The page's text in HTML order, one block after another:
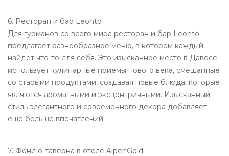
6. Ресторан и бар Leonto
Для гурманов со всего мира ресторан и бар Leonto
предлагает разнообразное меню, в котором каждый
найдет что-то для себя. Это изысканное место в Давосе
использует кулинарные приемы нового века, смешанные
со старыми продуктами, создавая новые блюда, которые
являются ароматными и эксцентричными. Изысканный
стиль элегантного и современного декора добавляет
еще больше впечатлений.
7. Фондю-таверна в отеле AlpenGold